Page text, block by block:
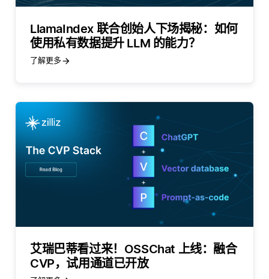
LlamaIndex 联合创始人下场揭秘：如何
使用私有数据提升 LLM 的能力？
了解更多
艾瑞巴蒂看过来！OSSChat 上线：融合
CVP，试用通道已开放